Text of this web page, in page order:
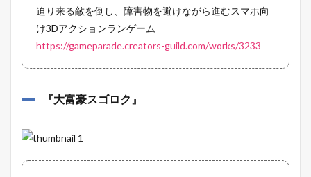
迫り来る敵を倒し、障害物を避けながら進むスマホ向
け3Dアクションランゲーム
https://gameparade.creators-guild.com/works/3233
『大富豪スゴロク 』